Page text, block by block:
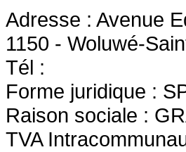
Adresse : Avenue
1150 - Woluwé-
Tél :
Forme juridique :
Raison sociale :
TVA